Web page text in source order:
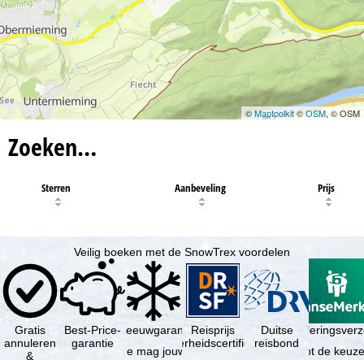
©Maptoolkit©OSM, © OSM
Zoeken…
Sterren Aanbeveling Prijs
Veilig boeken met de SnowTrex voordelen
Gratis
annuleren
&
Best-Price-
garantie
Sneeuwgarantie
Je mag jouw
Reisprijs
zekerheidscertificaat
Duitse
reisbond
Je hebt de